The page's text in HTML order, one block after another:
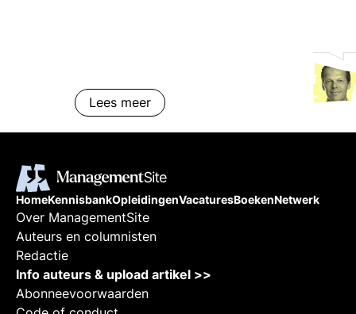
Lees meer
HomeKennisbankOpleidingenVacaturesBoekenNetwerk
Over ManagementSite
Auteurs en columnisten
Redactie
Info auteurs & upload artikel >>
Abonneevoorwaarden